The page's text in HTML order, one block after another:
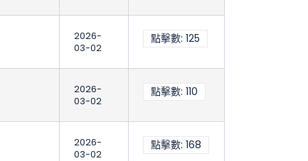
2026-
03-02
點擊數: 125
2026-
03-02
點擊數: 110
2026-
03-02
點擊數: 168